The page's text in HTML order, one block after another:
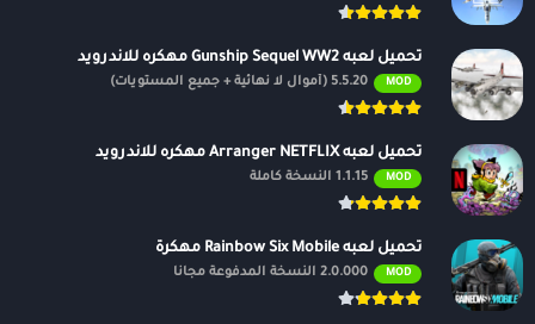
تحميل لعبه Gunship Sequel WW2 مهكره للاندرويد
MOD 5.5.20 (أموال لا نهائية + جميع المستويات)
تحميل لعبه Arranger NETFLIX مهكره للاندرويد
MOD 1.1.15 النسخة كاملة
تحميل لعبه Rainbow Six Mobile مهكرة
MOD 2.0.000 النسخة المدفوعة مجانًا